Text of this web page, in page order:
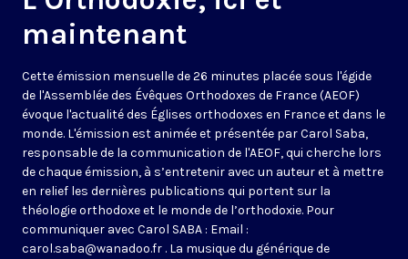
maintenant
Cette émission mensuelle de 26 minutes placée sous l'égide
de l'Assemblée des Évêques Orthodoxes de France (AEOF)
évoque l'actualité des Églises orthodoxes en France et dans le
monde. L'émission est animée et présentée par Carol Saba,
responsable de la communication de l'AEOF, qui cherche lors
de chaque émission, à s’entretenir avec un auteur et à mettre
en relief les dernières publications qui portent sur la
théologie orthodoxe et le monde de l’orthodoxie. Pour
communiquer avec Carol SABA : Email :
carol.saba@wanadoo.fr . La musique du générique de